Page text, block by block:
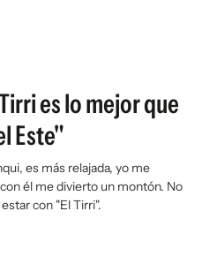
es lo mejor que
Este"
es más relajada, yo me
él me divierto un montón. No
con "El Tirri".